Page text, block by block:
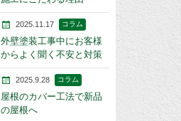
2025.11.17 コラム
外壁塗装工事中にお客様
からよく聞く不安と対策
2025.9.28 コラム
屋根のカバー工法で新品
の屋根へ